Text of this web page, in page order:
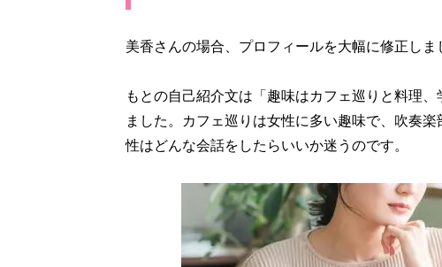
美香さんの場合、プロフィールを大幅に修正しま
もとの自己紹介文は「趣味はカフェ巡りと料理
ました。カフェ巡りは女性に多い趣味で、吹奏
性はどんな会話をしたらいいか迷うのです。